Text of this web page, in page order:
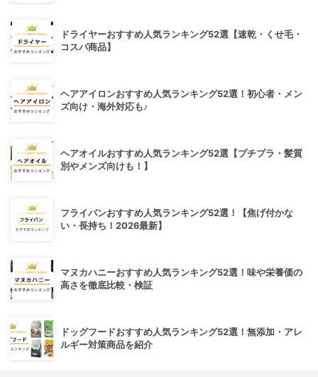
ドライヤーおすすめ人気ランキング52選【速乾・くせ毛・
コスパ商品】
ヘアアイロンおすすめ人気ランキング52選！初心者・メン
ズ向け・海外対応も♪
ヘアオイルおすすめ人気ランキング52選【プチプラ・髪質
別やメンズ向けも！】
フライパンおすすめ人気ランキング52選！【焦げ付かな
い・長持ち！2026最新】
マヌカハニーおすすめ人気ランキング52選！味や栄養価の
高さを徹底比較・検証
ドッグフードおすすめ人気ランキング52選！無添加・アレ
ルギー対策商品を紹介